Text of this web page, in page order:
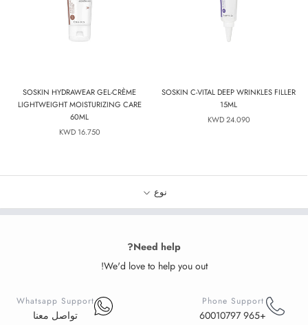
SOSKIN C-VITAL DEEP WRINKLES FILLER
15ML
24.090 KWD
SOSKIN HYDRAWEAR GEL-CRÈME
LIGHTWEIGHT MOISTURIZING CARE
60ML
16.750 KWD
نوع
Need help?
We'd love to help you out!
Phone Support
+965 60010797
Whatsapp Support
تواصل معنا